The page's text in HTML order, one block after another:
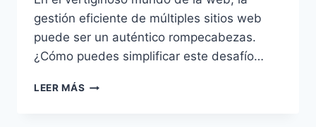
gestión eficiente de múltiples sitios web
puede ser un auténtico rompecabezas.
¿Cómo puedes simplificar este desafío…
LEER MÁS SIMPLIFICANDO